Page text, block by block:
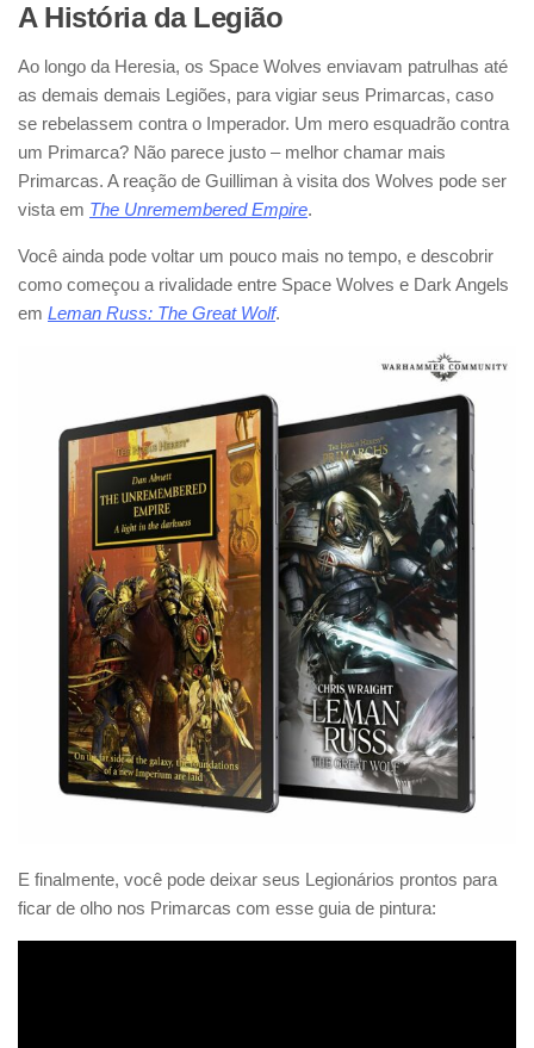
A História da Legião
Ao longo da Heresia, os Space Wolves enviavam patrulhas até
as demais demais Legiões, para vigiar seus Primarcas, caso
se rebelassem contra o Imperador. Um mero esquadrão contra
um Primarca? Não parece justo – melhor chamar mais
Primarcas. A reação de Guilliman à visita dos Wolves pode ser
vista em The Unremembered Empire.
Você ainda pode voltar um pouco mais no tempo, e descobrir
como começou a rivalidade entre Space Wolves e Dark Angels
em Leman Russ: The Great Wolf.
E finalmente, você pode deixar seus Legionários prontos para
ficar de olho nos Primarcas com esse guia de pintura: